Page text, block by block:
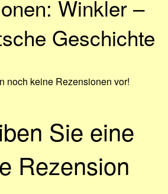
Winkler –
Geschichte
noch keine Rezensionen vor!
Sie eine
Rezension